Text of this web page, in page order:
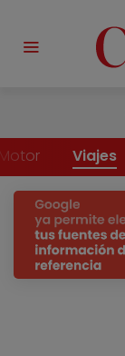
Viajes